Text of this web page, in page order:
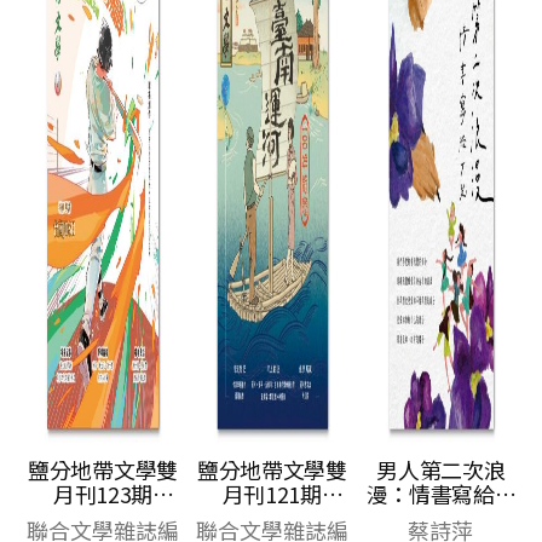
鹽分地帶文學雙
月刊123期
2026/8月號（臺
聯合文學雜誌編
鹽分地帶文學雙
月刊121期
2026/4月號（臺
聯合文學雜誌編
男人第二次浪
漫：情書寫給女
兒
蔡詩萍